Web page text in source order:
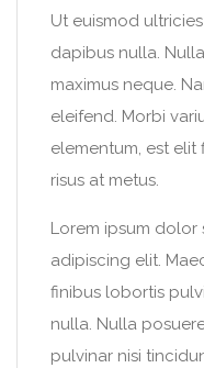
Ut euismod
dapibus nulla.
maximus neque.
eleifend. Morbi
elementum, est elit
risus at metus.
Lorem ipsum dolor
adipiscing elit.
finibus lobortis
nulla. Nulla
pulvinar nisi